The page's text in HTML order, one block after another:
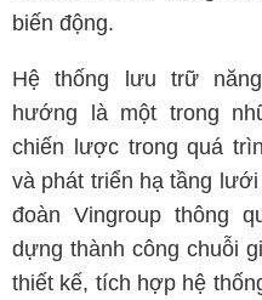
biến động.
Hệ thống lưu trữ
hướng là một trong
chiến lược trong quá
và phát triển hạ tầng
đoàn Vingroup thông
dựng thành công chuỗi
thiết kế, tích hợp hệ